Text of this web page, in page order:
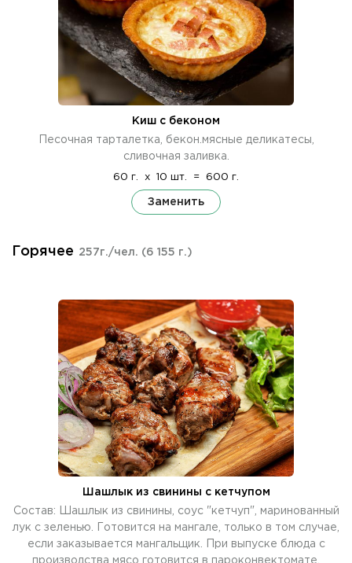
Киш с беконом
Песочная тарталетка, бекон.мясные деликатесы,
сливочная заливка.
60 г. x 10 шт. = 600 г.
Заменить
Горячее 257г./чел. (6 155 г.)
Шашлык из свинины с кетчупом
Состав: Шашлык из свинины, соус "кетчуп", маринованный
лук с зеленью. Готовится на мангале, только в том случае,
если заказывается мангальщик. При выпуске блюда с
производства мясо готовится в пароконвектомате.